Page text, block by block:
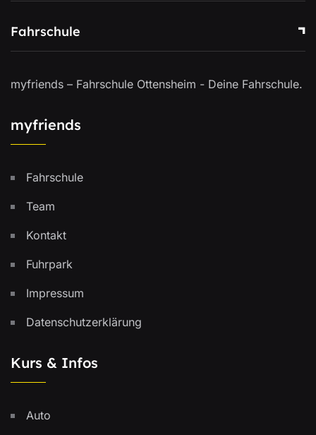
Fahrschule
myfriends – Fahrschule Ottensheim - Deine Fahrschule.
myfriends
Fahrschule
Team
Kontakt
Fuhrpark
Impressum
Datenschutzerklärung
Kurs & Infos
Auto